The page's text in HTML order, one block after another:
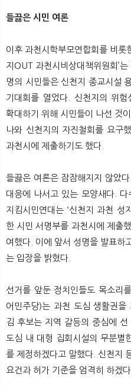
들끓은 시민 여론
이후 과천시학부모연합회를 비롯
지OUT 과천시비상대책위원회’
명의 시민들은 신천지 종교시설
기대회를 열었다. 신천지의 위
확대하기 위해 시민들이 나선 것
나와 신천지의 자진철회를 요구
과천시에 제출하기도 했다.
들끓은 여론은 잠잠해지지 않았
대응에 나서고 있는 모양새다.
지킴시민연대는 ‘신천지 과천 성
한 시민 서명부를 과천시에 제출
여했다. 이에 앞서 성명을 발표하
는 입장을 밝혔다.
선거를 앞둔 정치인들도 목소리
어민주당)는 과천 도심 생활권을
김 후보는 지역 갈등의 중심에 선
도심 내 대형 집회시설의 무분별
를 제정하겠다고 말했다. 신천지
요건과 허가 기준을 엄격히 하겠